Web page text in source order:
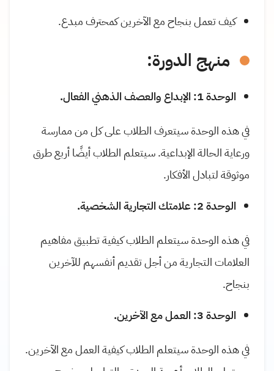
كيف تعمل بنجاح مع الآخرين كمحترف مبدع.
منهج الدورة:
الوحدة 1: الإبداع والعصف الذهني الفعال.
في هذه الوحدة سيتعرف الطلاب على كل من ممارسة
ورعاية الحالة الإبداعية. سيتعلم الطلاب أيضًا أربع طرق
موثوقة لتبادل الأفكار.
الوحدة 2: علامتك التجارية الشخصية.
في هذه الوحدة سيتعلم الطلاب كيفية تطبيق مفاهيم
العلامات التجارية من أجل تقديم أنفسهم للآخرين
بنجاح.
الوحدة 3: العمل مع الآخرين.
في هذه الوحدة سيتعلم الطلاب كيفية العمل مع الآخرين.